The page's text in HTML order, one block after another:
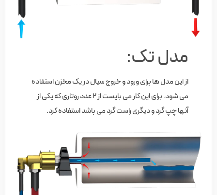
مدل تک:
از این مدل ها برای ورود و خروج سیال در یک مخزن استفاده
می شود. برای این کار می بایست از 2 عدد روتاری که یکی از
آنها چپ گرد و دیگری راست گرد می باشد استفاده کرد.